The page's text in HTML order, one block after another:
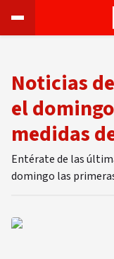
Noticias
el
medidas
Entérate de las
domingo las